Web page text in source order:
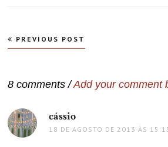
Navegação
de
PREVIOUS POST
8 comments /Add your comment
cássio
18 DE AGOSTO DE 2013 ÀS